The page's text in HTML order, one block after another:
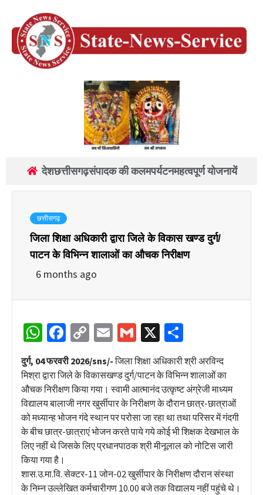
देशछत्तीसगढ़संपादक की कलमपर्यटनमहत्वपूर्ण योजनायें
छत्तीसगढ़
जिला शिक्षा अधिकारी द्वारा जिले के विकास खण्ड दुर्ग/
पाटन के विभिन्न शालाओं का औचक निरीक्षण
6 months ago
WhatsApp
Facebook
Copy
Link
EmailGmail
X
दुर्ग, 04 फरवरी 2026/sns/-जिला शिक्षा अधिकारी श्री अरविन्द
मिश्रा द्वारा जिले के विकासखण्ड दुर्ग/पाटन के विभिन्न शालाओं का
औचक निरीक्षण किया गया। स्वामी आत्मानंद उत्कृष्ट अंग्रेजी माध्यम
विद्यालय बालाजी नगर खुर्सीपार के निरीक्षण के दौरान छात्र-छात्राओं
को मध्यान्ह भोजन गंदे स्थान पर परोसा जा रहा था तथा परिसर में गंदगी
के बीच छात्र-छात्राएं भोजन करते पाये गये कोई भी शिक्षक देखभाल के
लिए नहीं थे जिसके लिए प्रधानपाठक श्री मीनूलाल को नोटिस जारी
किया गया है।
शास.उ.मा.वि. सेक्टर-11 जोन-02 खुर्सीपार के निरीक्षण दौरान संस्था
के निम्न उल्लेखित कर्मचारीगण 10.00 बजे तक विद्यालय नहीं पहुंचे थे।